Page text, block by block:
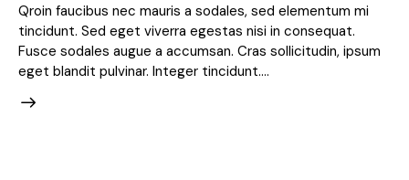
Qroin faucibus nec mauris a sodales, sed elementum mi
tincidunt. Sed eget viverra egestas nisi in consequat.
Fusce sodales augue a accumsan. Cras sollicitudin, ipsum
eget blandit pulvinar. Integer tincidunt.…